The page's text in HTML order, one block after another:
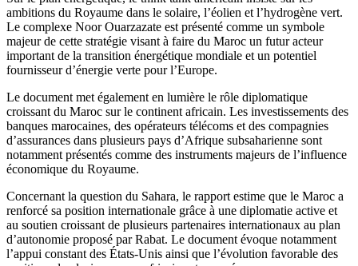
ambitions du Royaume dans le solaire, l’éolien et l’hydrogène vert.
Le complexe Noor Ouarzazate est présenté comme un symbole
majeur de cette stratégie visant à faire du Maroc un futur acteur
important de la transition énergétique mondiale et un potentiel
fournisseur d’énergie verte pour l’Europe.
Le document met également en lumière le rôle diplomatique
croissant du Maroc sur le continent africain. Les investissements des
banques marocaines, des opérateurs télécoms et des compagnies
d’assurances dans plusieurs pays d’Afrique subsaharienne sont
notamment présentés comme des instruments majeurs de l’influence
économique du Royaume.
Concernant la question du Sahara, le rapport estime que le Maroc a
renforcé sa position internationale grâce à une diplomatie active et
au soutien croissant de plusieurs partenaires internationaux au plan
d’autonomie proposé par Rabat. Le document évoque notamment
l’appui constant des États-Unis ainsi que l’évolution favorable des